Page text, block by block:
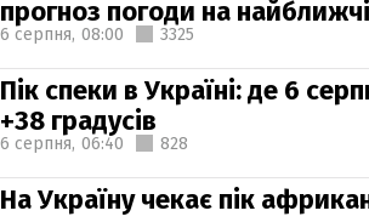
прогноз погоди на
6 серпня, 08:00 3325
Пік спеки в Україні: де 6
+38 градусів
6 серпня, 06:40 828
На Україну чекає пік